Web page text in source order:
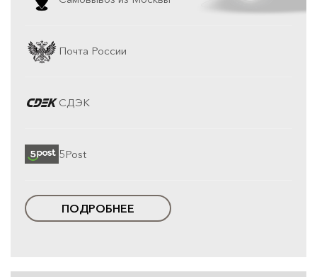
Почта России
СДЭК
5Post
ПОДРОБНЕЕ